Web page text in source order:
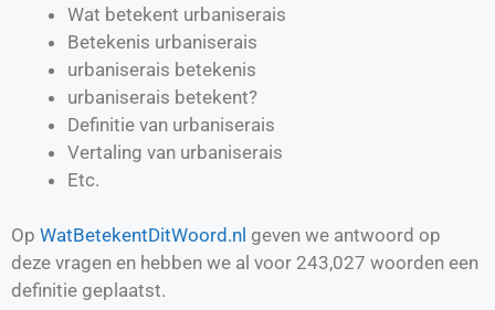
Wat betekent urbaniserais
Betekenis urbaniserais
urbaniserais betekenis
urbaniserais betekent?
Definitie van urbaniserais
Vertaling van urbaniserais
Etc.
Op WatBetekentDitWoord.nl geven we antwoord op
deze vragen en hebben we al voor 243,027 woorden een
definitie geplaatst.